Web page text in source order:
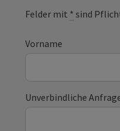
Felder mit * sind
Vorname
Unverbindliche